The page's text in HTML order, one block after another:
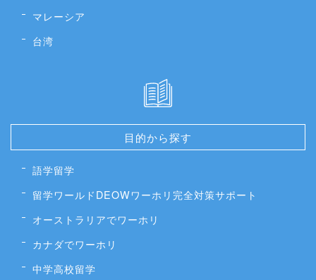
マレーシア
台湾
目的から探す
語学留学
留学ワールドDEOWワーホリ完全対策サポート
オーストラリアでワーホリ
カナダでワーホリ
中学高校留学